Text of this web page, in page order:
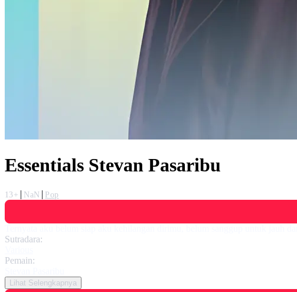
Essentials Stevan Pasaribu
13+ NaN
Pop
Sutradara:
Pemain:
Lihat Selengkapnya